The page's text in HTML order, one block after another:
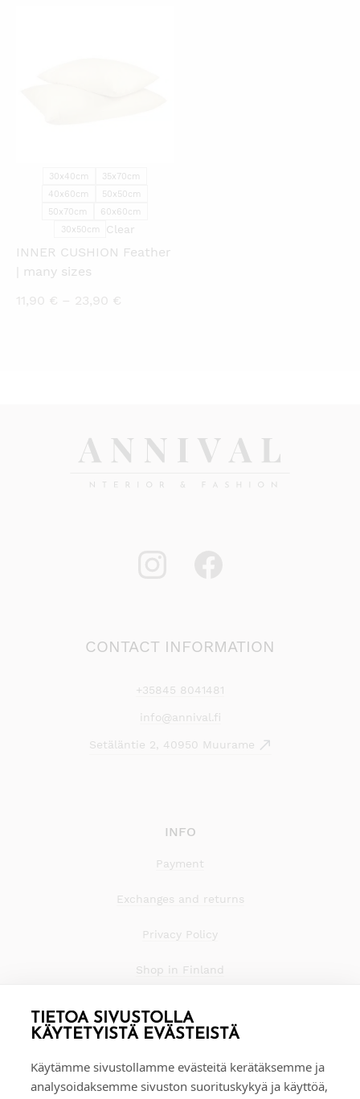
TIETOA SIVUSTOLLA
KÄYTETYISTÄ EVÄSTEISTÄ
Käytämme sivustollamme evästeitä kerätäksemme ja
analysoidaksemme sivuston suorituskykyä ja käyttöä,
30x40cm
35x70cm
40x60cm
50x50cm
50x70cm
60x60cm
30x50cm
Clear
INNER CUSHION Feather
| many sizes
11,90 € – 23,90 €
CONTACT INFORMATION
+35845 8041481
info@annival.fi
Setäläntie 2, 40950 Muurame
INFO
Payment
Exchanges and returns
Privacy Policy
Shop in Finland